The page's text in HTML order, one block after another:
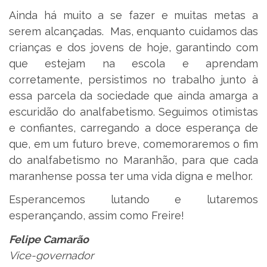
Ainda há muito a se fazer e muitas metas a
serem alcançadas. Mas, enquanto cuidamos das
crianças e dos jovens de hoje, garantindo com
que estejam na escola e aprendam
corretamente, persistimos no trabalho junto à
essa parcela da sociedade que ainda amarga a
escuridão do analfabetismo. Seguimos otimistas
e confiantes, carregando a doce esperança de
que, em um futuro breve, comemoraremos o fim
do analfabetismo no Maranhão, para que cada
maranhense possa ter uma vida digna e melhor.
Esperancemos lutando e lutaremos
esperançando, assim como Freire!
Felipe Camarão
Vice-governador